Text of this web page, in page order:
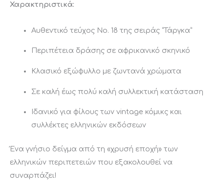
Χαρακτηριστικά:
Αυθεντικό τεύχος Νο. 18 της σειράς “Τάργκα”
Περιπέτεια δράσης σε αφρικανικό σκηνικό
Κλασικό εξώφυλλο με ζωντανά χρώματα
Σε καλή έως πολύ καλή συλλεκτική κατάσταση
Ιδανικό για φίλους των vintage κόμικς και
συλλέκτες ελληνικών εκδόσεων
Ένα γνήσιο δείγμα από τη «χρυσή εποχή» των
ελληνικών περιπετειών που εξακολουθεί να
συναρπάζει!